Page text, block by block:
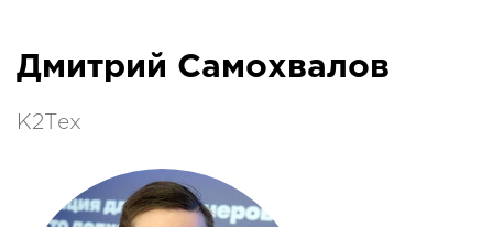
Дмитрий Самохвалов
К2Тех